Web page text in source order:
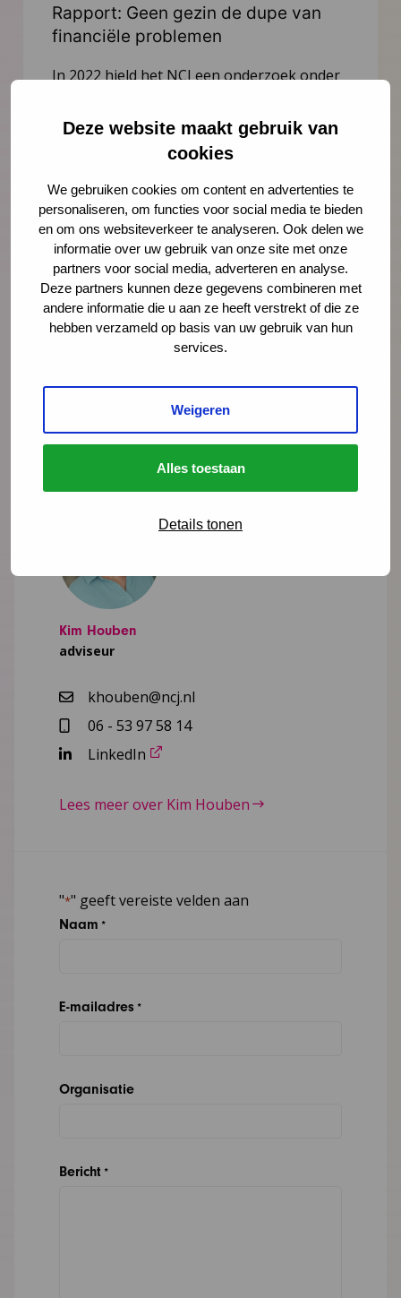
Deze website maakt gebruik van
cookies
We gebruiken cookies om content en advertenties te
personaliseren, om functies voor social media te bieden
en om ons websiteverkeer te analyseren. Ook delen we
informatie over uw gebruik van onze site met onze
partners voor social media, adverteren en analyse.
Deze partners kunnen deze gegevens combineren met
andere informatie die u aan ze heeft verstrekt of die ze
hebben verzameld op basis van uw gebruik van hun
services.
Weigeren
Alles toestaan
Details tonen
Rapport: Geen gezin de dupe van
financiële problemen
In 2022 hield het NCJ een onderzoek onder
onderzoeken in welke mate Nederlandse
gezinnen geldzorgen hebben en welke
Lees meer Download publicatie
Deel deze pagina Via LinkedIn
Via e-mail
Meer weten?
Kim Houben
adviseur
khouben@ncj.nl
06 - 53 97 58 14
LinkedIn
Lees meer over Kim Houben
"*" geeft vereiste velden aan
Naam *
E-mailadres *
Organisatie
Bericht *